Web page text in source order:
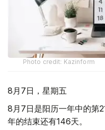
Photo credit: Kazinform
8月7日，星期五
8月7日是阳历一年中的第
年的结束还有146天。